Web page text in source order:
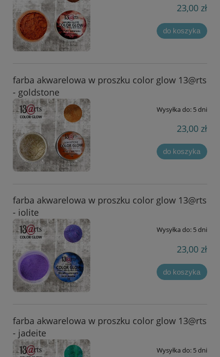
23,00 zł
do koszyka
farba akwarelowa w proszku color glow 13@rts
- goldstone
Wysyłka do: 5 dni
23,00 zł
do koszyka
farba akwarelowa w proszku color glow 13@rts
- iolite
Wysyłka do: 5 dni
23,00 zł
do koszyka
farba akwarelowa w proszku color glow 13@rts
- jadeite
Wysyłka do: 5 dni